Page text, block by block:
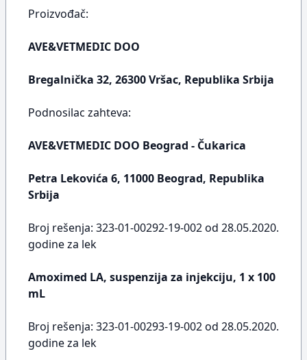
Proizvođač:
AVE&VETMEDIC DOO
Bregalnička 32, 26300 Vršac, Republika Srbija
Podnosilac zahteva:
AVE&VETMEDIC DOO Beograd - Čukarica
Petra Lekovića 6, 11000 Beograd, Republika
Srbija
Broj rešenja: 323-01-00292-19-002 od 28.05.2020.
godine za lek
Amoximed LA, suspenzija za injekciju, 1 x 100
mL
Broj rešenja: 323-01-00293-19-002 od 28.05.2020.
godine za lek